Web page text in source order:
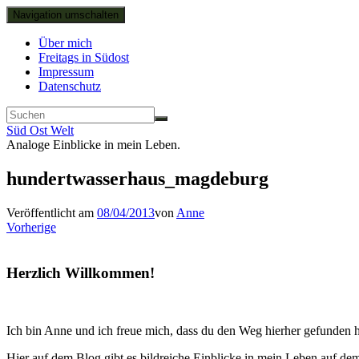
Navigation umschalten
Über mich
Freitags in Südost
Impressum
Datenschutz
Süd Ost Welt
Analoge Einblicke in mein Leben.
hundertwasserhaus_magdeburg
Veröffentlicht am 08/04/2013von Anne
Vorherige
Herzlich Willkommen!
Ich bin Anne und ich freue mich, dass du den Weg hierher gefunden